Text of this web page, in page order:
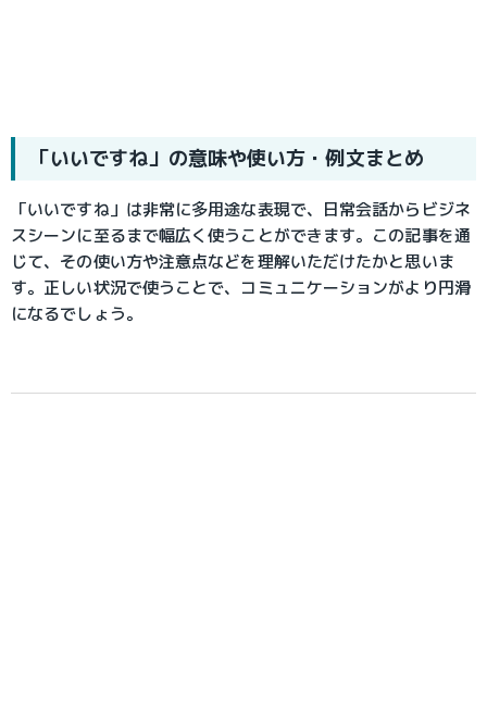
「いいですね」の意味や使い方・例文まとめ
「いいですね」は非常に多用途な表現で、日常会話からビジネ
スシーンに至るまで幅広く使うことができます。この記事を通
じて、その使い方や注意点などを理解いただけたかと思いま
す。正しい状況で使うことで、コミュニケーションがより円滑
になるでしょう。